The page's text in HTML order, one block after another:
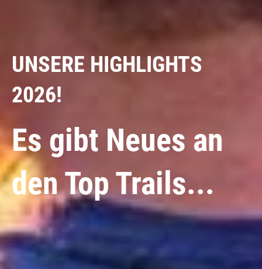
UNSERE HIGHLIGHTS
2026!
Es gibt Neues an
den Top Trails...